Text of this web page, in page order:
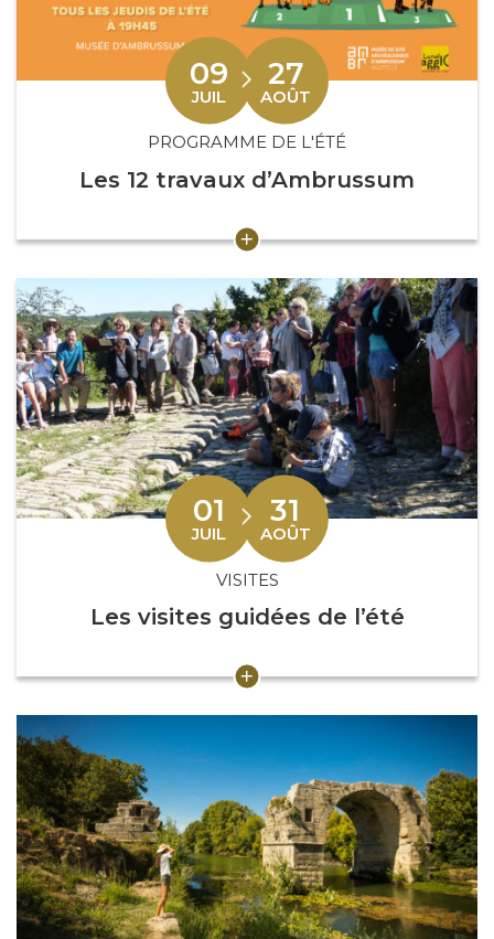
Du
09
JUIL LETau27
AOÛT
PROGRAMME DE L'ÉTÉ
Les 12 travaux d’Ambrussum
Du
01
JUIL LETau31
AOÛT
VISITES
Les visites guidées de l’été